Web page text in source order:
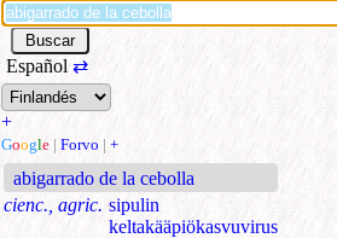
Español ⇄
+
Google | Forvo | +
abigarrado de la cebolla
cienc., agric. sipulin
keltakääpiökasvuvirus